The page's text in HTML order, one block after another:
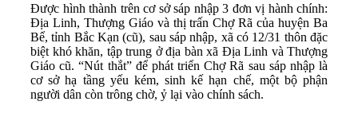
Được hình thành trên cơ sở sáp nhập 3 đơn vị hành chính:
Địa Linh, Thượng Giáo và thị trấn Chợ Rã của huyện Ba
Bể, tỉnh Bắc Kạn (cũ), sau sáp nhập, xã có 12/31 thôn đặc
biệt khó khăn, tập trung ở địa bàn xã Địa Linh và Thượng
Giáo cũ. “Nút thắt” để phát triển Chợ Rã sau sáp nhập là
cơ sở hạ tầng yếu kém, sinh kế hạn chế, một bộ phận
người dân còn trông chờ, ỷ lại vào chính sách.